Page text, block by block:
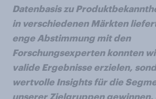
Datenbasis zu
in verschiedenen Märkten
enge Abstimmung mit den
Forschungsexperten konnten
valide Ergebnisse erzielen,
wertvolle Insights für die
unserer Zielgruppen gewinnen.